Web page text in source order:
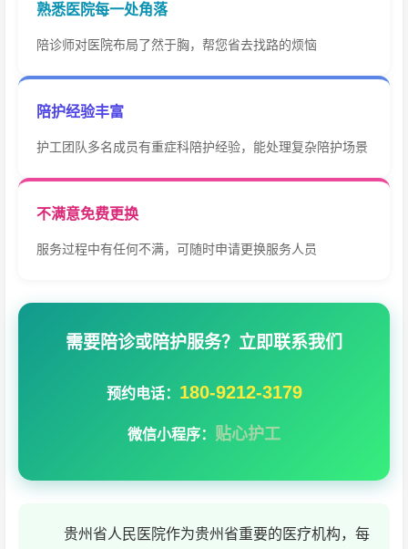
熟悉医院每一处角落
陪诊师对医院布局了然于胸，帮您省去找路的烦恼
陪护经验丰富
护工团队多名成员有重症科陪护经验，能处理复杂陪护场景
不满意免费更换
服务过程中有任何不满，可随时申请更换服务人员
需要陪诊或陪护服务？立即联系我们
预约电话： 180-9212-3179
微信小程序： 贴心护工
贵州省人民医院作为贵州省重要的医疗机构，每